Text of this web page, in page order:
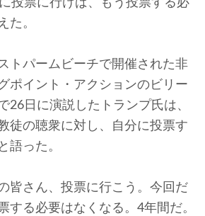
ー
ツ
投票に行けば、もう投票する必
た。
トパームビーチで開催された非
ポイント・アクションのビリー
26日に演説したトランプ氏は、
徒の聴衆に対し、自分に投票す
語った。
皆さん、投票に行こう。今回だ
する必要はなくなる。4年間だ。